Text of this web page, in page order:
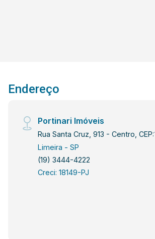
morar em um condomínio completo,
Endereço
Portinari Imóveis
Rua Santa Cruz, 913 - Centro, CEP:
Limeira - SP
(19) 3444-4222
Creci: 18149-PJ